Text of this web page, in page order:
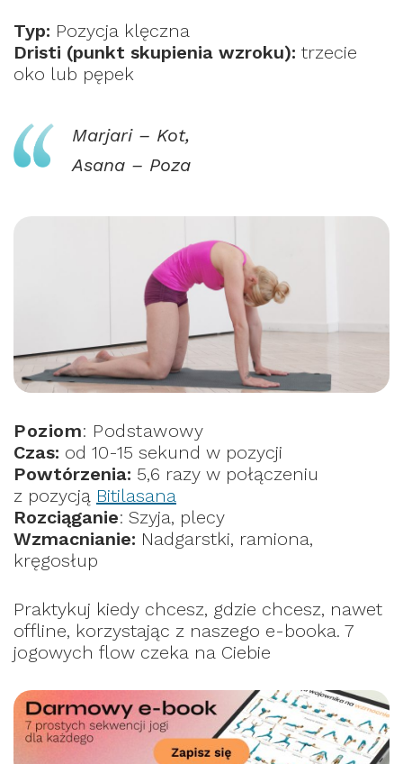
Typ: Pozycja klęczna
Dristi (punkt skupienia wzroku): trzecie
oko lub pępek
Marjari – Kot,
Asana – Poza
Poziom: Podstawowy
Czas: od 10-15 sekund w pozycji
Powtórzenia: 5,6 razy w połączeniu
z pozycją Bitilasana
Rozciąganie: Szyja, plecy
Wzmacnianie: Nadgarstki, ramiona,
kręgosłup
Praktykuj kiedy chcesz, gdzie chcesz, nawet
offline, korzystając z naszego e-booka. 7
jogowych flow czeka na Ciebie